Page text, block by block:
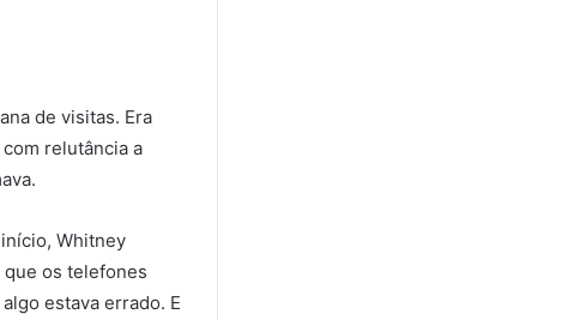
de visitas. Era
relutância a
Whitney
que os telefones
estava errado. E